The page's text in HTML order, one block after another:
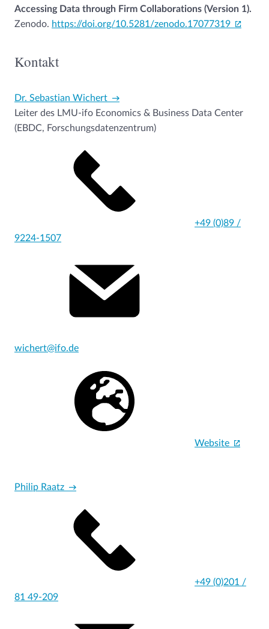
Accessing Data through Firm Collaborations (Version 1).
Zenodo. https://doi.org/10.5281/zenodo.17077319
Kontakt
Dr. Sebastian Wichert
Leiter des LMU-ifo Economics & Business Data Center
(EBDC, Forschungsdatenzentrum)
+49 (0)89 /
9224-1507
wichert@ifo.de
Website
Philip Raatz
+49 (0)201 /
81 49-209